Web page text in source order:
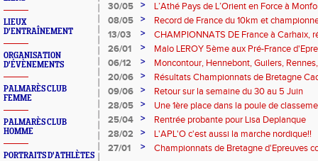
LIEUX
D'ENTRAÎNEMENT
ORGANISATION
D'ÉVÈNEMENTS
PALMARÈS CLUB
FEMME
PALMARÈS CLUB
HOMME
PORTRAITS D'ATHLÈTES
30/05
>
L’Athé Pays de L’Orient en Force à
08/05
>
Record de France du 10km et
13/03
>
CHAMPIONNATS DE France à Carhaix,
L’orient
26/01 >
Malo LEROY 5ème aux Pré-France
06/12
>
Moncontour, Hennebont, Guilers,
étaient ce week-end aux quatre coins de
également en Sarthe !!!
20/06 >
Résultats Championnats de Bretagne
09/06
>
Retour sur la semaine du 30 au 5 Juin
28/05
>
Une 1ère place dans la poule de
25/04
>
Rentrée probante pour Lisa Deplanque
28/02
>
L'APL'O c'est aussi la marche nordique!!
27/01
> Championnats de Bretagne d'Epreuves